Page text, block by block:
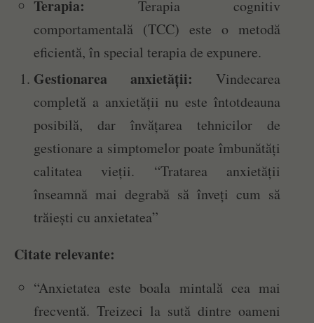
Terapia: Terapia cognitiv
comportamentală (TCC) este o metodă
eficientă, în special terapia de expunere.
Gestionarea anxietății: Vindecarea
completă a anxietății nu este întotdeauna
posibilă, dar învățarea tehnicilor de
gestionare a simptomelor poate îmbunătăți
calitatea vieții. “Tratarea anxietății
înseamnă mai degrabă să înveți cum să
trăiești cu anxietatea”
Citate relevante:
“Anxietatea este boala mintală cea mai
frecventă. Treizeci la sută dintre oameni